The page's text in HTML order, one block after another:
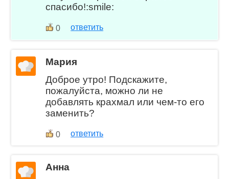
спасибо!:smile:
0 ответить
Мария
Доброе утро! Подскажите,
пожалуйста, можно ли не
добавлять крахмал или чем-то его
заменить?
0 ответить
Анна